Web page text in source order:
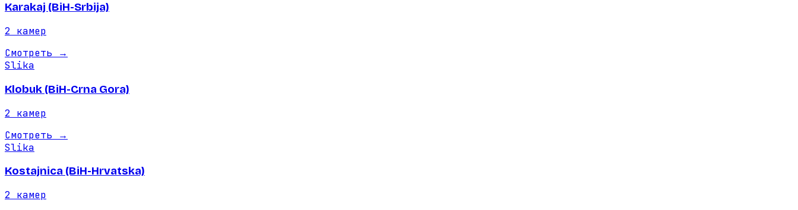
Karakaj (BiH-Srbija)
2
камер
Смотреть →
Slika
Klobuk (BiH-Crna Gora)
2
камер
Смотреть →
Slika
Kostajnica (BiH-Hrvatska)
2
камер